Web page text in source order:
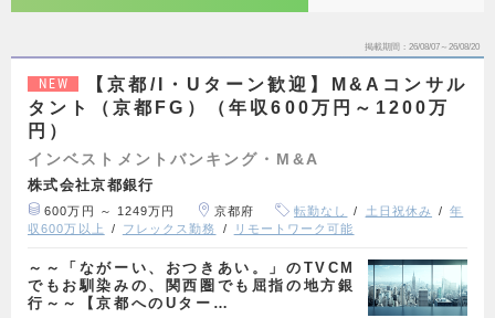
掲載期間 26/08/07～26/08/20
NEW
【京都/I・Uターン歓迎】M&Aコンサル
タント（京都FG）（年収600万円～1200万
円）
インベストメントバンキング・M&A
株式会社京都銀行
600万円 ～ 1249万円 京都府 転勤なし 土日祝休み
年
収600万以上
フレックス勤務 リモートワーク可能
～～「ながーい、おつきあい。」のTVCM
でもお馴染みの、関西圏でも屈指の地方銀
行～～【京都へのUター…